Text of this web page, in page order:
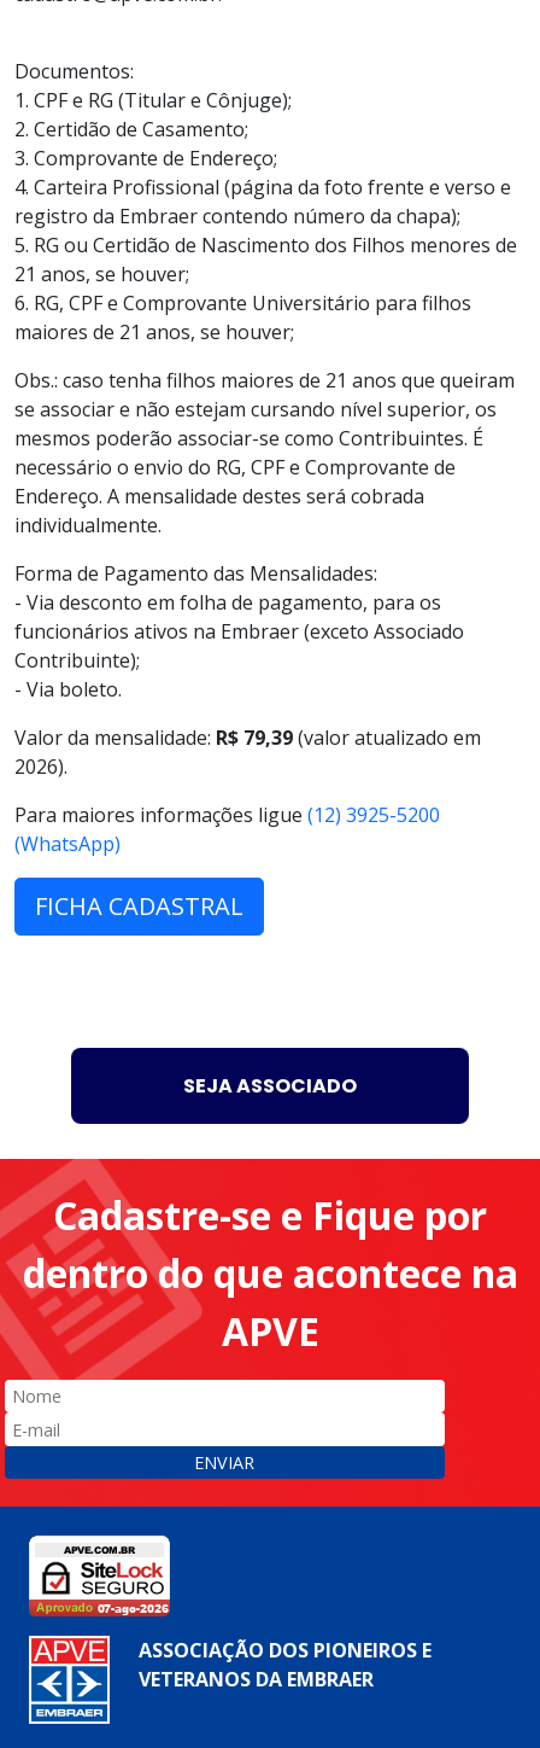
Documentos:
1. CPF e RG (Titular e Cônjuge);
2. Certidão de Casamento;
3. Comprovante de Endereço;
4. Carteira Profissional (página da foto frente e verso e
registro da Embraer contendo número da chapa);
5. RG ou Certidão de Nascimento dos Filhos menores de
21 anos, se houver;
6. RG, CPF e Comprovante Universitário para filhos
maiores de 21 anos, se houver;
Obs.: caso tenha filhos maiores de 21 anos que queiram
se associar e não estejam cursando nível superior, os
mesmos poderão associar-se como Contribuintes. É
necessário o envio do RG, CPF e Comprovante de
Endereço. A mensalidade destes será cobrada
individualmente.
Forma de Pagamento das Mensalidades:
- Via desconto em folha de pagamento, para os
funcionários ativos na Embraer (exceto Associado
Contribuinte);
- Via boleto.
Valor da mensalidade: R$ 79,39(valor atualizado em
2026).
Para maiores informações ligue (12) 3925-5200
(WhatsApp)
FICHA CADASTRAL
SEJA ASSOCIADO
Cadastre-se e Fique por
dentro do que acontece na
APVE
ENVIAR
ASSOCIAÇÃO DOS PIONEIROS E
VETERANOS DA EMBRAER